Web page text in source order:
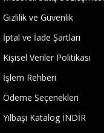
Gizlilik ve Güvenlik
İptal ve İade Şartları
Kişisel Veriler Politikası
İşlem Rehberi
Ödeme Seçenekleri
Yılbaşı Katalog İNDİR